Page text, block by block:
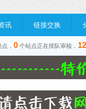
讯 链接交换
， 0 个站点正在排队审核，